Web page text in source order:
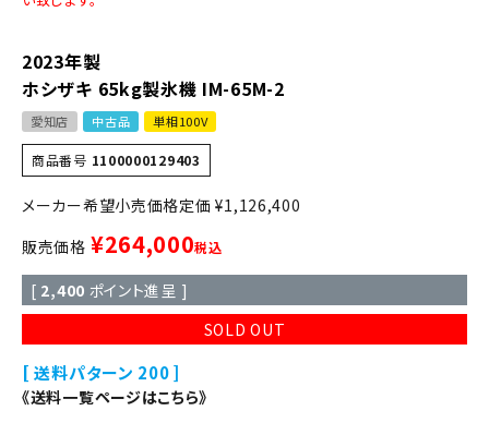
2023年製
ホシザキ 65kg製氷機 IM-65M-2
愛知店 中古品 単相100V
商品番号 1100000129403
定価 ¥1,126,400
販売価格 ¥264,000税込
[ 2,400 ポイント進呈 ]
SOLD OUT
送料パターン 200
《送料一覧ページはこちら》